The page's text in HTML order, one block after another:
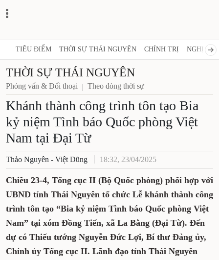
TIÊU ĐIỂM THỜI SỰ THÁI NGUYÊN CHÍNH TRỊ NGHỊ
THỜI SỰ THÁI NGUYÊN
Phỏng vấn & Đối thoại Theo dòng thời sự
Khánh thành công trình tôn tạo Bia
kỷ niệm Tình báo Quốc phòng Việt
Nam tại Đại Từ
Thảo Nguyên - Việt Dũng 18:32, 23/04/2025
Chiều 23-4, Tổng cục II (Bộ Quốc phòng) phối hợp với
UBND tỉnh Thái Nguyên tổ chức Lễ khánh thành công
trình tôn tạo “Bia kỷ niệm Tình báo Quốc phòng Việt
Nam” tại xóm Đồng Tiến, xã La Bằng (Đại Từ). Đến
dự có Thiếu tướng Nguyễn Đức Lợi, Bí thư Đảng ủy,
Chính ủy Tổng cục II. Lãnh đạo tỉnh Thái Nguyên